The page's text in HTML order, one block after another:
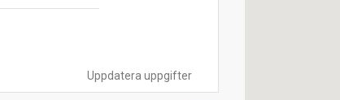
Uppdatera uppgifter